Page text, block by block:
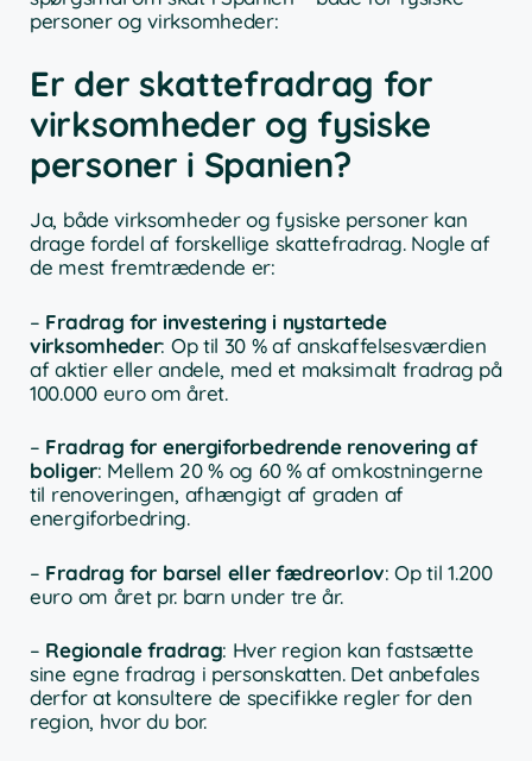
personer og virksomheder:
Er der skattefradrag for
virksomheder og fysiske
personer i Spanien?
Ja, både virksomheder og fysiske personer kan
drage fordel af forskellige skattefradrag. Nogle af
de mest fremtrædende er:
– Fradrag for investering i nystartede
virksomheder: Op til 30 % af anskaffelsesværdien
af aktier eller andele, med et maksimalt fradrag på
100.000 euro om året.
– Fradrag for energiforbedrende renovering af
boliger: Mellem 20 % og 60 % af omkostningerne
til renoveringen, afhængigt af graden af
energiforbedring.
– Fradrag for barsel eller fædreorlov: Op til 1.200
euro om året pr. barn under tre år.
– Regionale fradrag: Hver region kan fastsætte
sine egne fradrag i personskatten. Det anbefales
derfor at konsultere de specifikke regler for den
region, hvor du bor.